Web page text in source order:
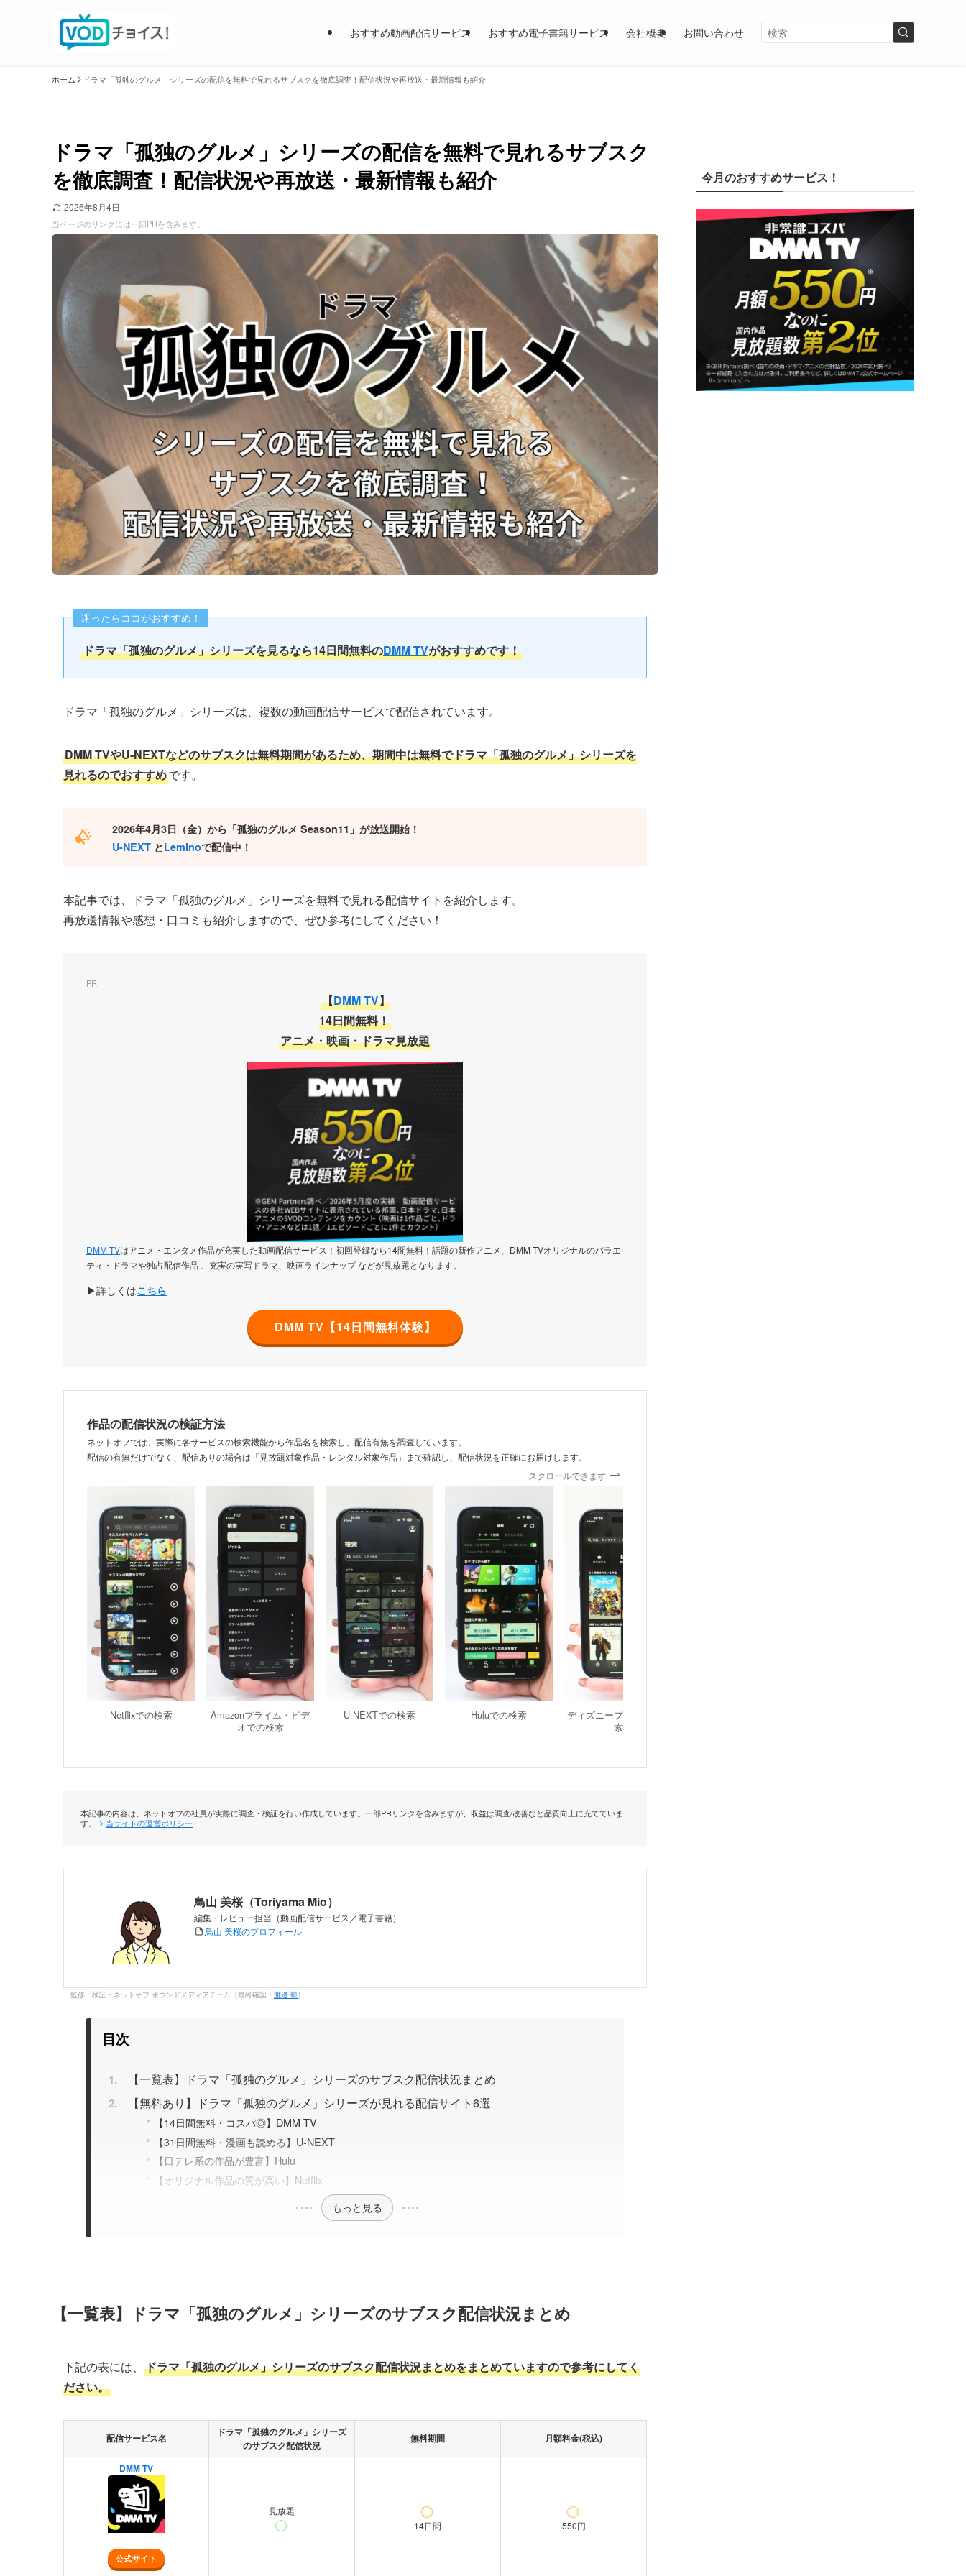
おすすめ動画配信サービス おすすめ電子書籍サービス 会社概要 お問い合わせ
ホーム ドラマ「孤独のグルメ」シリーズの配信を無料で見れるサブスクを徹底調査！配信状況や再放送・最新情報も紹介
ドラマ「孤独のグルメ」シリーズの配信を無料で見れるサブスク
を徹底調査！配信状況や再放送・最新情報も紹介
2026年8月4日
当ページのリンクには一部PRを含みます。
迷ったらココがおすすめ！
ドラマ「孤独のグルメ」シリーズを見るなら14日間無料のDMM TVがおすすめです！
ドラマ「孤独のグルメ」シリーズは、複数の動画配信サービスで配信されています。
DMM TVやU-NEXTなどのサブスクは無料期間があるため、期間中は無料でドラマ「孤独のグルメ」シリーズを
見れるのでおすすめです。
2026年4月3日（金）から「孤独のグルメ Season11」が放送開始！
U-NEXT とLeminoで配信中！
本記事では、ドラマ「孤独のグルメ」シリーズを無料で見れる配信サイトを紹介します。
再放送情報や感想・口コミも紹介しますので、ぜひ参考にしてください！
PR
【DMM TV】
14日間無料！
アニメ・映画・ドラマ見放題
DMM TVはアニメ・エンタメ作品が充実した動画配信サービス！初回登録なら14間無料！話題の新作アニメ、DMM TVオリジナルのバラエ
ティ・ドラマや独占配信作品 、充実の実写ドラマ、映画ラインナップ などが見放題となります。
▶詳しくはこちら
DMM TV【14日間無料体験】
作品の配信状況の検証方法
ネットオフでは、実際に各サービスの検索機能から作品名を検索し、配信有無を調査しています。
配信の有無だけでなく、配信ありの場合は「見放題対象作品・レンタル対象作品」まで確認し、配信状況を正確にお届けします。
スクロールできます
Netflixでの検索
Amazonプライム・ビデ
オでの検索
U-NEXTでの検索 Huluでの検索
ディズニープラスでの検
索
本記事の内容は、ネットオフの社員が実際に調査・検証を行い作成しています。一部PRリンクを含みますが、収益は調査/改善など品質向上に充てていま
す。
当サイトの運営ポリシー
鳥山 美桜（Toriyama Mio）
編集・レビュー担当（動画配信サービス／電子書籍）
鳥山 美桜のプロフィール
監修・検証：ネットオフ オウンドメディアチーム［最終確認： 渡邊 勢］
目次
【一覧表】ドラマ「孤独のグルメ」シリーズのサブスク配信状況まとめ
【無料あり】ドラマ「孤独のグルメ」シリーズが見れる配信サイト6選
【14日間無料・コスパ◎】DMM TV
【31日間無料・漫画も読める】U-NEXT
【日テレ系の作品が豊富】Hulu
【オリジナル作品の質が高い】Netflix
もっと見る
【一覧表】ドラマ「孤独のグルメ」シリーズのサブスク配信状況まとめ
下記の表には、 ドラマ「孤独のグルメ」シリーズのサブスク配信状況まとめをまとめていますので参考にしてく
ださい。
配信サービス名
ドラマ「孤独のグルメ」シリーズ
のサブスク配信状況
無料期間 月額料金(税込)
DMM TV
公式サイト
見放題
14日間
550円
今月のおすすめサービス！